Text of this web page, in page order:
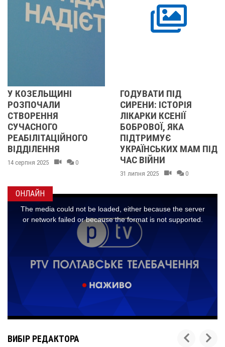
0
ГОДУВАТИ ПІД
СИРЕНИ: ІСТОРІЯ
ЛІКАРКИ КСЕНІЇ
БОБРОВОЇ, ЯКА
ПІДТРИМУЄ
УКРАЇНСЬКИХ МАМ ПІД
ЧАС ВІЙНИ
0
ПОМЕР
ПОЛТАВИ
25 червня 2024
ОНЛАЙН
ВИБІР РЕДАКТОРА